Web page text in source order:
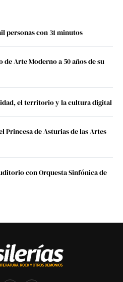
personas con 31 minutos
de Arte Moderno a 50 años de su
el territorio y la cultura digital
Princesa de Asturias de las Artes
con Orquesta Sinfónica de